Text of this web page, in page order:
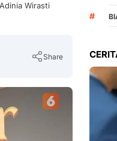
Wirasti
Share
#